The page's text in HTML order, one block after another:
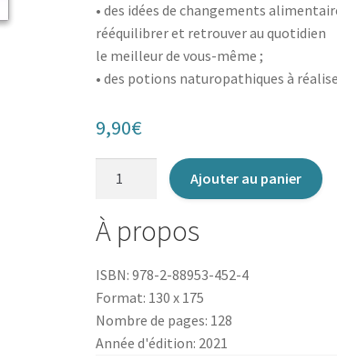
• des idées de changements
rééquilibrer et retrouver au quotidien
le meilleur de vous-même ;
• des potions naturopathiques à
9,90€
Mes
potions
bien-
aimées
au
quotidien
Ajouter au panier
À propos
ISBN: 978-2-88953-452-4
Format: 130 x 175
Nombre de pages: 128
Année d'édition: 2021